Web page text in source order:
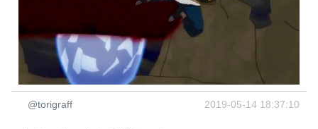
@torigraff 2019-05-14 18:37:10